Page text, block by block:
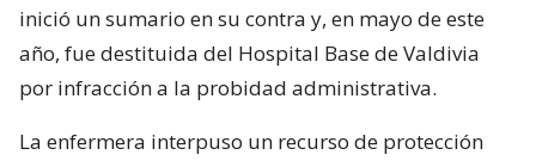
inició un sumario en su contra y, en mayo de este
año, fue destituida del Hospital Base de Valdivia
por infracción a la probidad administrativa.
La enfermera interpuso un recurso de protección